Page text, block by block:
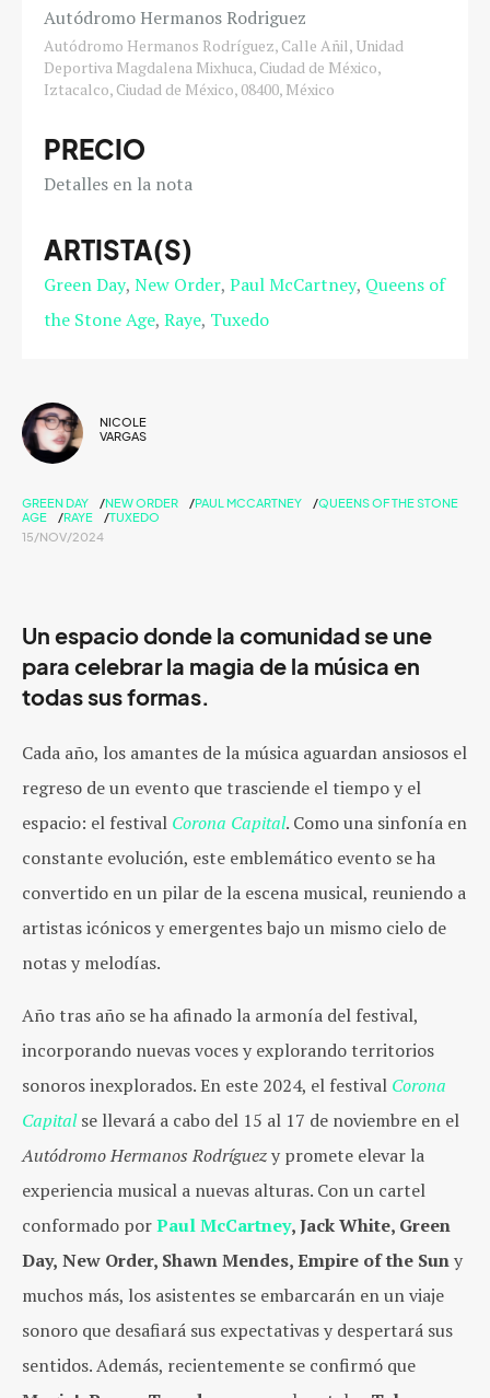
Autódromo Hermanos Rodriguez
Autódromo Hermanos Rodríguez, Calle Añil, Unidad
Deportiva Magdalena Mixhuca, Ciudad de México,
Iztacalco, Ciudad de México, 08400, México
PRECIO
Detalles en la nota
ARTISTA(S)
Green Day New Order Paul McCartney Queens of
the Stone Age Raye Tuxedo
NICOLE
VARGAS
GREEN DAY NEW ORDER PAUL MCCARTNEY
QUEENS OF THE STONE
AGE
RAYE
TUXEDO
15/NOV/2024
Un espacio donde la comunidad se une
para celebrar la magia de la música en
todas sus formas.
Cada año, los amantes de la música aguardan ansiosos el
regreso de un evento que trasciende el tiempo y el
espacio: el festival Corona Capital. Como una sinfonía en
constante evolución, este emblemático evento se ha
convertido en un pilar de la escena musical, reuniendo a
artistas icónicos y emergentes bajo un mismo cielo de
notas y melodías.
Año tras año se ha afinado la armonía del festival,
incorporando nuevas voces y explorando territorios
sonoros inexplorados. En este 2024, el festival Corona
Capitalse llevará a cabo del 15 al 17 de noviembre en el
Autódromo Hermanos Rodríguezy promete elevar la
experiencia musical a nuevas alturas. Con un cartel
conformado porPaul McCartney, Jack White, Green
Day, New Order, Shawn Mendes, Empire of the Suny
muchos más, los asistentes se embarcarán en un viaje
sonoro que desafiará sus expectativas y despertará sus
sentidos. Además, recientemente se confirmó que